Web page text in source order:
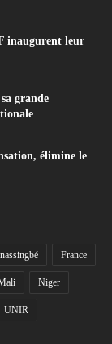
inaugurent leur
grande
élimine le
France
Niger
UNIR